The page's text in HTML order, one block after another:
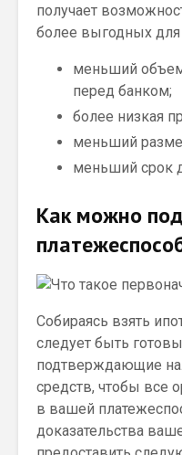
получает
более выгодных для
меньший
перед банком;
более низкая
меньший
меньший срок
Как можно
Собираясь взять
следует быть
подтверждающие
средств, чтобы все
в вашей
доказательства